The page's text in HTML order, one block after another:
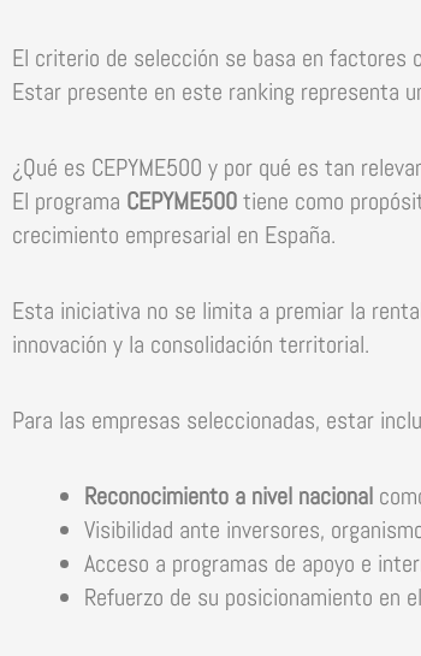
El criterio de selección se basa en factores
Estar presente en este ranking representa
¿Qué es CEPYME500 y por qué es tan
El programa CEPYME500tiene como
crecimiento empresarial en España.
Esta iniciativa no se limita a premiar la
innovación y la consolidación territorial.
Para las empresas seleccionadas, estar
Reconocimiento a nivel nacional
Visibilidad ante inversores,
Acceso a programas de apoyo e
Refuerzo de su posicionamiento en